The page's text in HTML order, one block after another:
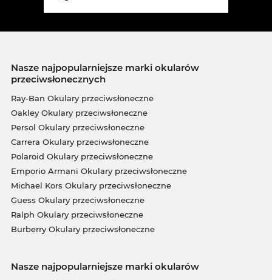
Nasze najpopularniejsze marki okularów
przeciwsłonecznych
Ray-Ban Okulary przeciwsłoneczne
Oakley Okulary przeciwsłoneczne
Persol Okulary przeciwsłoneczne
Carrera Okulary przeciwsłoneczne
Polaroid Okulary przeciwsłoneczne
Emporio Armani Okulary przeciwsłoneczne
Michael Kors Okulary przeciwsłoneczne
Guess Okulary przeciwsłoneczne
Ralph Okulary przeciwsłoneczne
Burberry Okulary przeciwsłoneczne
Nasze najpopularniejsze marki okularów